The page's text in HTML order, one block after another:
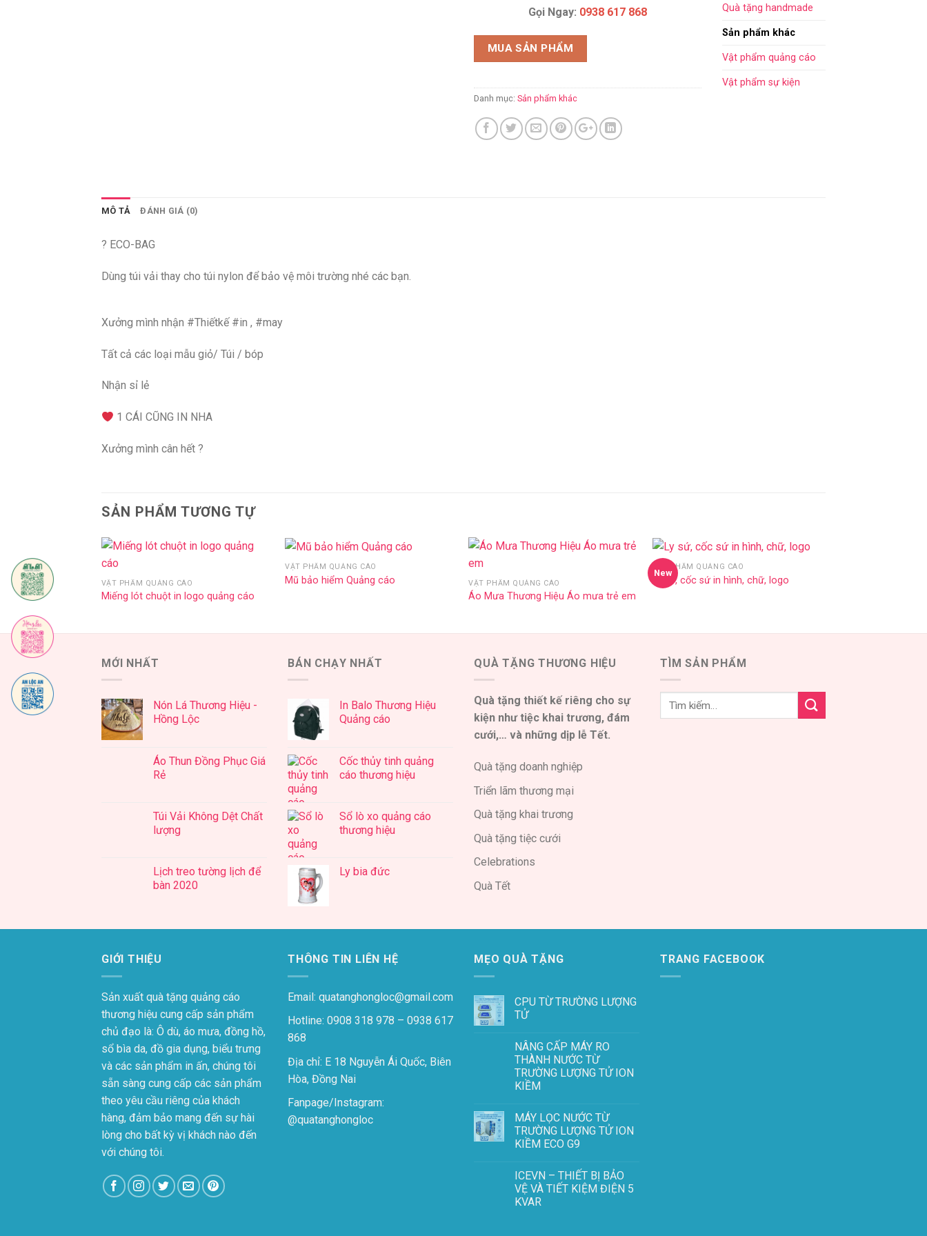
Gọi Ngay: 0938 617 868
MUA SẢN PHẨM
Danh mục: Sản phẩm khác
Quà tặng handmade
Sản phẩm khác
Vật phẩm quảng cáo
Vật phẩm sự kiện
MÔ TẢ ĐÁNH GIÁ (0)
? ECO-BAG
Dùng túi vải thay cho túi nylon để bảo vệ môi trường nhé các bạn.
Xưởng mình nhận #Thiếtkế #in , #may
Tất cả các loại mẫu giỏ/ Túi / bóp
Nhận sỉ lẻ
1 CÁI CŨNG IN NHA
Xưởng mình cân hết ?
SẢN PHẨM TƯƠNG TỰ
VẬT PHẨM QUẢNG CÁO
Miếng lót chuột in logo quảng cáo
VẬT PHẨM QUẢNG CÁO
Mũ bảo hiểm Quảng cáo VẬT PHẨM QUẢNG CÁO
Áo Mưa Thương Hiệu Áo mưa trẻ em
New
Wishlist
VẬT PHẨM QUẢNG CÁO
Ly sứ, cốc sứ in hình, chữ, logo
Add to
Wishlist
MỚI NHẤT
Nón Lá Thương Hiệu -
Hồng Lộc
Áo Thun Đồng Phục Giá
Rẻ
Túi Vải Không Dệt Chất
lượng
Lịch treo tường lịch để
bàn 2020
BÁN CHẠY NHẤT
In Balo Thương Hiệu
Quảng cáo
Cốc thủy tinh quảng
cáo thương hiệu
Sổ lò xo quảng cáo
thương hiệu
Ly bia đức
QUÀ TẶNG THƯƠNG HIỆU
Quà tặng thiết kế riêng cho sự
kiện như tiệc khai trương, đám
cưới,… và những dịp lễ Tết.
Quà tặng doanh nghiệp
Triển lãm thương mại
Quà tặng khai trương
Quà tặng tiệc cưới
Celebrations
Quà Tết
TÌM SẢN PHẨM
GIỚI THIỆU
Sản xuất quà tặng quảng cáo
thương hiệu cung cấp sản phẩm
chủ đạo là: Ô dù, áo mưa, đồng hồ,
sổ bìa da, đồ gia dụng, biểu trưng
và các sản phẩm in ấn, chúng tôi
sẵn sàng cung cấp các sản phẩm
theo yêu cầu riêng của khách
hàng, đảm bảo mang đến sự hài
lòng cho bất kỳ vị khách nào đến
với chúng tôi.
THÔNG TIN LIÊN HỆ
Email: quatanghongloc@gmail.com
Hotline: 0908 318 978 – 0938 617
868
Địa chỉ: E 18 Nguyễn Ái Quốc, Biên
Hòa, Đồng Nai
Fanpage/Instagram:
@quatanghongloc
MẸO QUÀ TẶNG
CPU TỪ TRƯỜNG LƯỢNG
TỬ
NÂNG CẤP MÁY RO
THÀNH NƯỚC TỪ
TRƯỜNG LƯỢNG TỬ ION
KIỀM
MÁY LỌC NƯỚC TỪ
TRƯỜNG LƯỢNG TỬ ION
KIỀM ECO G9
ICEVN – THIẾT BỊ BẢO
VỆ VÀ TIẾT KIỆM ĐIỆN 5
KVAR
TRANG FACEBOOK